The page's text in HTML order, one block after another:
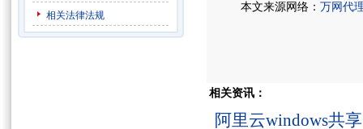
相关法律法规
本文来源网络： 万网代
相关资讯：
阿里云windows共